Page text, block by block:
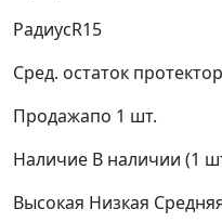
РадиусR15
Сред. остаток
Продажапо 1 шт.
Наличие В наличии (1
Высокая Низкая